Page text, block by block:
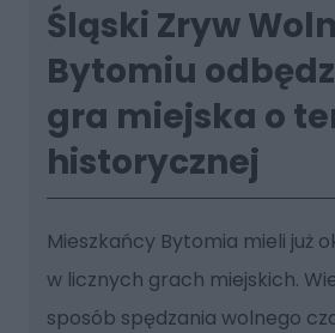
Śląski Zryw
Bytomiu
gra miejska o
historycznej
Mieszkańcy Bytomia mieli już
w licznych grach miejskich.
sposób spędzania wolnego